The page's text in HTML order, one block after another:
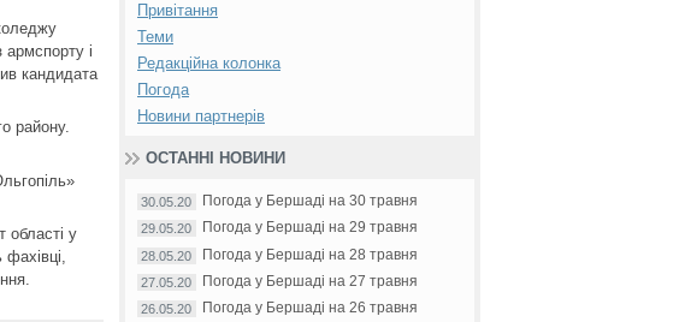
армспорту і
кандидата
району.
області у
Привітання
Теми
Редакційна колонка
Погода
Новини партнерів
ОСТАННІ НОВИНИ
30.05.20 Погода у Бершаді на 30 травня
29.05.20 Погода у Бершаді на 29 травня
28.05.20 Погода у Бершаді на 28 травня
27.05.20 Погода у Бершаді на 27 травня
26.05.20 Погода у Бершаді на 26 травня